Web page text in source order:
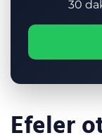
30
Efeler